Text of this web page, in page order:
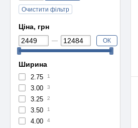
Очистити фільтр
Ціна, грн
ОК
Ширина
2.75 1
3.00 3
3.25 2
3.50 1
4.00 4